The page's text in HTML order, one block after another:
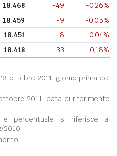
18.468 -49
-0,26%
18.459 -9
-0,05%
18.451 -8
-0,04%
18.418 -33 -0,18%
ottobre 2011, giorno prima del
2011, data di riferimento
e percentuale si riferisce al
2010